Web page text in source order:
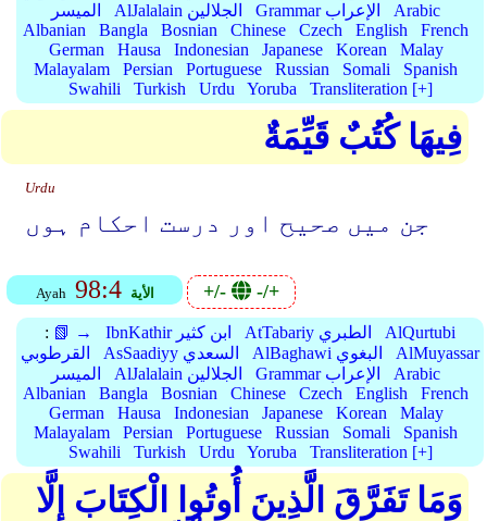
الميسر
AlJalalain الجلالين Grammar الإعراب
Arabic
Albanian
Bangla Bosnian Chinese Czech English
French
German
Hausa Indonesian Japanese Korean
Malay
Malayalam
Persian Portuguese Russian Somali
Spanish
Swahili
Turkish Urdu Yoruba Transliteration [+]
فِيهَا كُتُبٌ قَيِّمَةٌ
Urdu
جن میں صحیح اور درست احکام ہوں
Ayah 98:4 الأية +/- -/+
: 📗 → IbnKathir ابن كثير AtTabariy الطبري
AlQurtubi
القرطوبي
AsSaadiyy السعدي AlBaghawi البغوي
AlMuyassar
الميسر
AlJalalain الجلالين Grammar الإعراب
Arabic
Albanian
Bangla Bosnian Chinese Czech English
French
German
Hausa Indonesian Japanese Korean
Malay
Malayalam
Persian Portuguese Russian Somali
Spanish
Swahili
Turkish Urdu Yoruba Transliteration [+]
وَمَا تَفَرَّقَ الَّذِينَ أُوتُوا الْكِتَابَ إِلَّا